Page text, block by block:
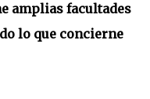
amplias facultades
lo que concierne